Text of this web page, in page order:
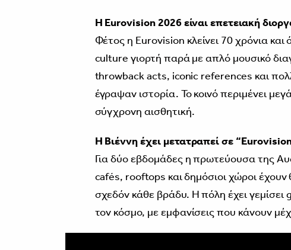
Η Eurovision 2026 είναι επετειακή
Φέτος η Eurovision κλείνει 70 χρόνια
culture γιορτή παρά με απλό μουσικό
throwback acts, iconic references και
έγραψαν ιστορία. Το κοινό περιμένει
σύγχρονη αισθητική.
Η Βιέννη έχει μετατραπεί σε
Για δύο εβδομάδες η πρωτεύουσα της
cafés, rooftops και δημόσιοι χώροι
σχεδόν κάθε βράδυ. Η πόλη έχει
τον κόσμο, με εμφανίσεις που κάνουν